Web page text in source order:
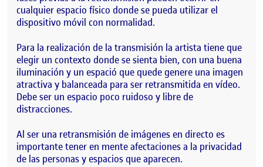
cualquier espacio físico donde se pueda utilizar el
dispositivo móvil con normalidad.
Para la realización de la transmisión la artista tiene que
elegir un contexto donde se sienta bien, con una buena
iluminación y un espació que quede genere una imagen
atractiva y balanceada para ser retransmitida en vídeo.
Debe ser un espacio poco ruidoso y libre de
distracciones.
Al ser una retransmisión de imágenes en directo es
importante tener en mente afectaciones a la privacidad
de las personas y espacios que aparecen.